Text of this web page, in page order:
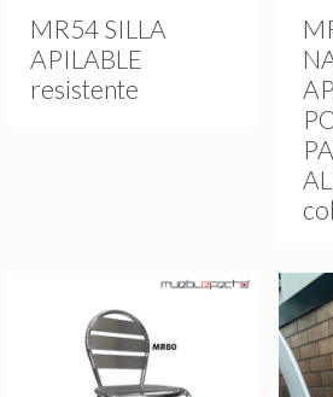
MR54 SILLA
APILABLE
resistente